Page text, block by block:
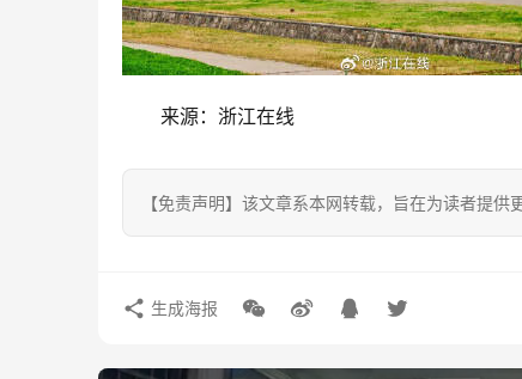
来源：浙江在线
【免责声明】该文章系本网转载，旨在为读者提
生成海报